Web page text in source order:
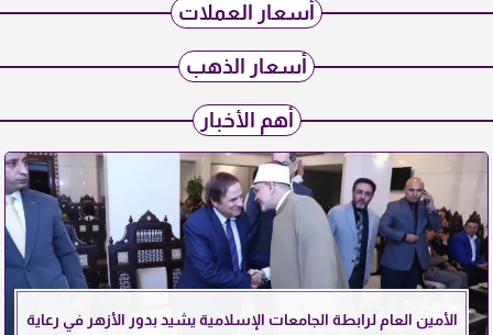
أسعار العملات
أسعار الذهب
أهم الأخبار
الأمين العام لرابطة الجامعات الإسلامية يشيد بدور الأزهر في رعاية